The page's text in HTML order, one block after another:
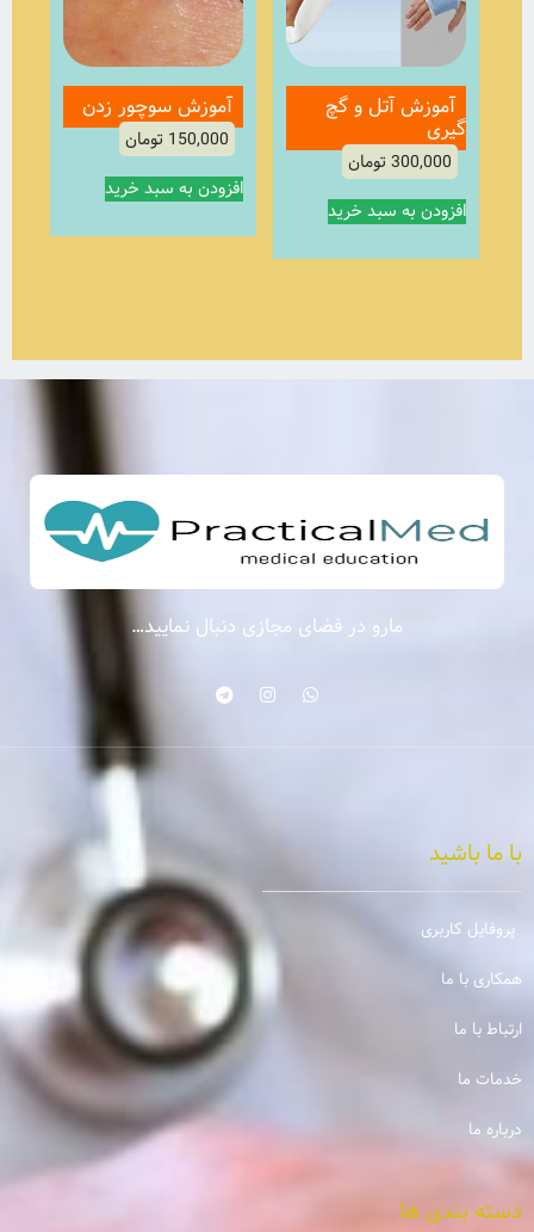
آموزش آتل و گچ
گیری
300,000 تومان
افزودن به سبد خرید
آموزش سوچور زدن
150,000 تومان
افزودن به سبد خرید
مارو در فضای مجازی دنبال نمایید…
با ما باشید
پروفایل کاربری
همکاری با ما
ارتباط با ما
خدمات ما
درباره ما
دسته بندی ها